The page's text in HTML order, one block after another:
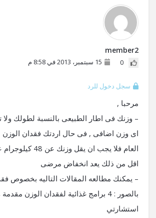
member2
0 15 سبتمبر، 2013 في 8:58 م
سجل دخول للرد
مرحبا ,
– وزنك فى اطار الطبيعى بالنسبة لطولك ولا
اى وزن اضافى , فى حال اردتك فقدان الوزن
العام فلا يجب ان يقل
اقل من ذلك يعد انخفاض مرضى
– يمكنك مطالعه المقالات التاليه بخصوص
بالصور : 4 برامج غذائية لفقدان الوزن
استشارتي